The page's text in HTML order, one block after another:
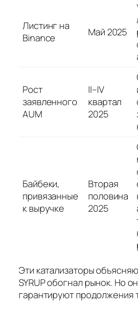
Листинг на
Binance
Май 2025
Рост
заявленного
AUM
II–IV
квартал
2025
Байбеки,
привязанные
к выручке
Вторая
половина
2025
Эти катализаторы
SYRUP обогнал рынок. Но
гарантируют продолжения